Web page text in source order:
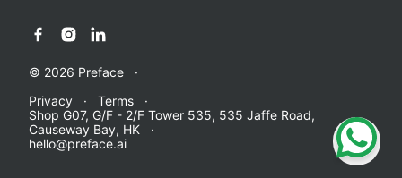
© 2026 Preface
Privacy
Terms
Shop G07, G/F - 2/F Tower 535, 535 Jaffe Road,
Causeway Bay, HK
hello@preface.ai